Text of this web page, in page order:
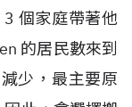
個家庭帶著他
的居民數來到
少，最主要原